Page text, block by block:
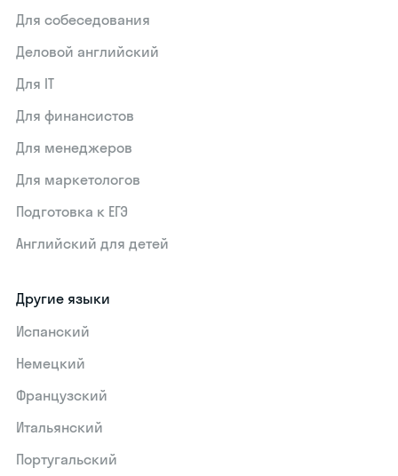
Для собеседования
Деловой английский
Для IT
Для финансистов
Для менеджеров
Для маркетологов
Подготовка к ЕГЭ
Английский для детей
Другие языки
Испанский
Немецкий
Французский
Итальянский
Португальский